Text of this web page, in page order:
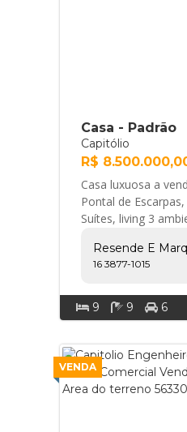
Casa - Padrão
Capitólio
R$
Casa luxuosa a
Pontal de Escarpas,
Suítes, living 3
piscina ... Resende
Resende E
16 3877-1015
9 9 6
VENDA